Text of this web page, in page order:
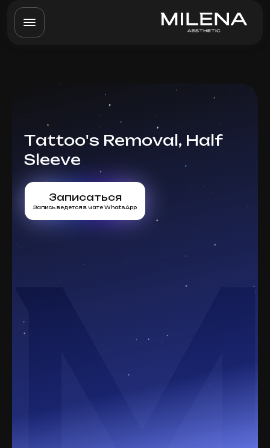
Tattoo's Removal, Half
Sleeve
Записаться
Запись ведется в чате WhatsApp